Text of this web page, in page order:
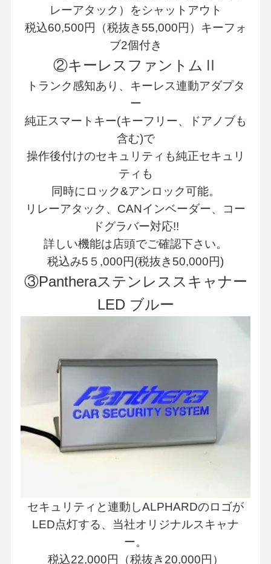
レーアタック）をシャットアウト
税込60,500円（税抜き55,000円）キーフォ
ブ2個付き
②キーレスファントムⅡ
トランク感知あり、キーレス連動アダプタ
ー
純正スマートキー(キーフリー、ドアノブも
含む)で
操作後付けのセキュリティも純正セキュリ
ティも
同時にロック&アンロック可能。
リレーアタック、CANインベーダー、コー
ドグラバー対応!!
詳しい機能は店頭でご確認下さい。
税込み5５,000円(税抜き50,000円)
③Pantheraステンレススキャナー
LED ブルー
セキュリティと連動しALPHARDのロゴが
LED点灯する、当社オリジナルスキャナ
ー。
税込22,000円（税抜き20,000円）